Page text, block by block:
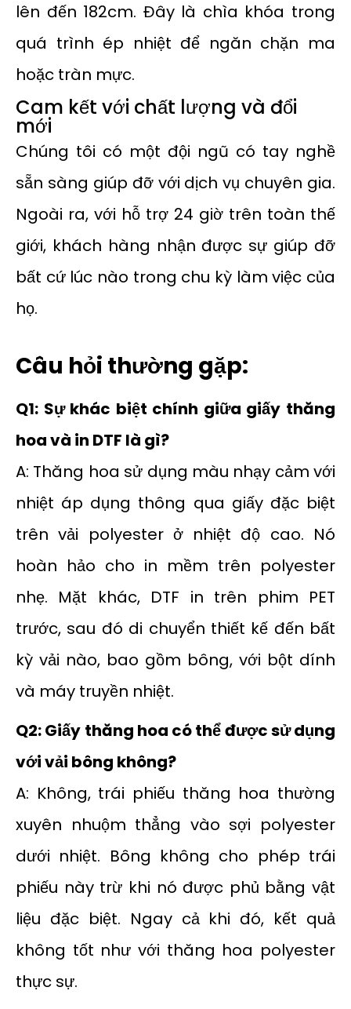
lên đến 182cm. Đây là chìa khóa trong
quá trình ép nhiệt để ngăn chặn ma
hoặc tràn mực.
Cam kết với chất lượng và đổi
mới
Chúng tôi có một đội ngũ có tay nghề
sẵn sàng giúp đỡ với dịch vụ chuyên gia.
Ngoài ra, với hỗ trợ 24 giờ trên toàn thế
giới, khách hàng nhận được sự giúp đỡ
bất cứ lúc nào trong chu kỳ làm việc của
họ.
Câu hỏi thường gặp:
Q1: Sự khác biệt chính giữa giấy thăng
hoa và in DTF là gì?
A: Thăng hoa sử dụng màu nhạy cảm với
nhiệt áp dụng thông qua giấy đặc biệt
trên vải polyester ở nhiệt độ cao. Nó
hoàn hảo cho in mềm trên polyester
nhẹ. Mặt khác, DTF in trên phim PET
trước, sau đó di chuyển thiết kế đến bất
kỳ vải nào, bao gồm bông, với bột dính
và máy truyền nhiệt.
Q2: Giấy thăng hoa có thể được sử dụng
với vải bông không?
A: Không, trái phiếu thăng hoa thường
xuyên nhuộm thẳng vào sợi polyester
dưới nhiệt. Bông không cho phép trái
phiếu này trừ khi nó được phủ bằng vật
liệu đặc biệt. Ngay cả khi đó, kết quả
không tốt như với thăng hoa polyester
thực sự.